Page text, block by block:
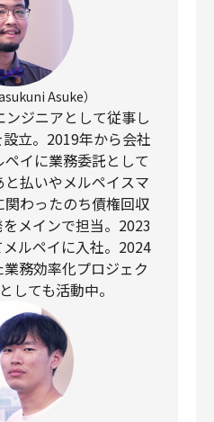
Asuke）
ンジニアとして従事し
立。2019年から会社
イに業務委託として
払いやメルペイスマ
わったのち債権回収
メインで担当。2023
ルペイに入社。2024
務効率化プロジェク
しても活動中。